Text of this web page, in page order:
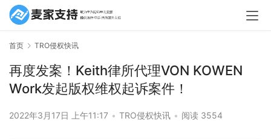
首页 TRO侵权快讯
再度发案！Keith律所代理VON KOWEN
Work发起版权维权起诉案件！
2022年3月17日 上午11:17 • TRO侵权快讯 • 阅读 3554